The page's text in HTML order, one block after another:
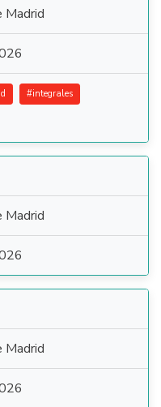
Madrid
#integrales
Madrid
Madrid